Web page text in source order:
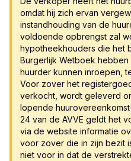
omdat hij zich ervan
instandhouding van de
voldoende opbrengst zal
hypotheekhouders die het
Burgerlijk Wetboek
huurder kunnen inroepen,
Voor zover het
verkocht, wordt geleverd
lopende
24 van de AVVE geldt het
via de website informatie
voor zover die in zijn bezit
niet voor in dat de